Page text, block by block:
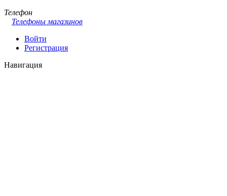
Телефон
Телефоны магазинов
Войти
Регистрация
Навигация